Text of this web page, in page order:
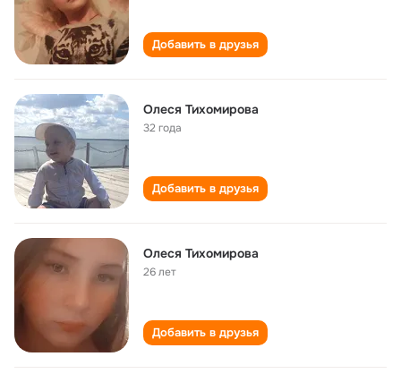
Добавить в друзья
Олеся Тихомирова
32 года
Добавить в друзья
Олеся Тихомирова
26 лет
Добавить в друзья